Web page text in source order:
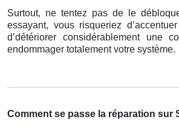
Surtout, ne tentez pas de le
essayant, vous risqueriez
d’détériorer considérablement une
endommager totalement votre système.
Comment se passe la réparation sur